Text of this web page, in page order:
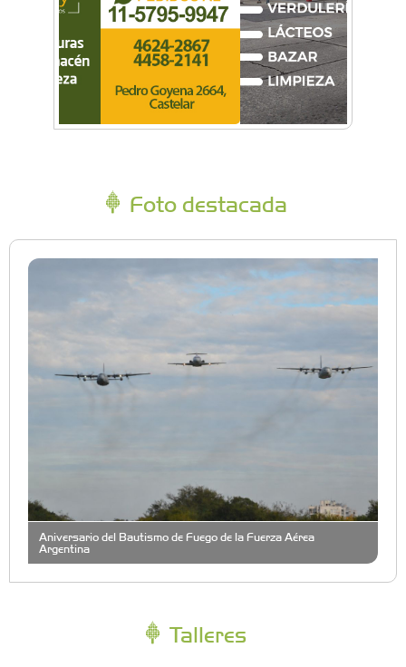
Foto destacada
Aniversario del Bautismo de Fuego de la Fuerza Aérea
Argentina
Talleres